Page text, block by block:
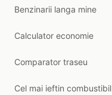
Benzinarii langa mine
Calculator economie
Comparator traseu
Cel mai ieftin combustibil